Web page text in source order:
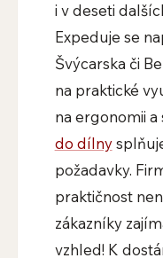
i v deseti
Expeduje se
Švýcarska či
na praktické
na ergonomii a
do dílny
požadavky.
praktičnost
zákazníky
vzhled! K